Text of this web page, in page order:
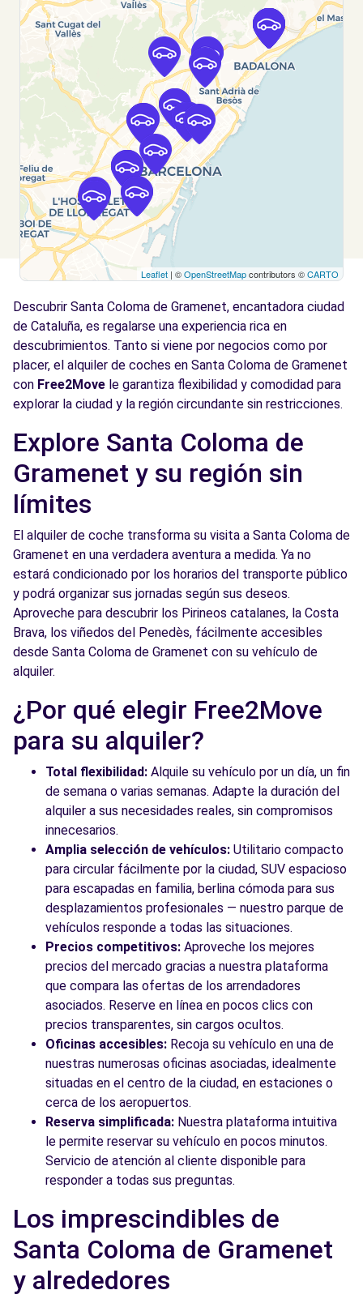
Carrer de l'Acer
BADALONA, 08915
Ver agencia
Free2move Rent - AUTOMOCIO BADALONA
CR3 SL - BADALONA (FP)
Carrer de l'Acer
BADALONA, 8915
Ver agencia
Free2Move Rent - AUTOMOCIÓ BADALONA
3.8
km
Carrer de l'Acer
Badalona, 8915
Ver agencia
Free2move Rent - AUTOMOCIO BADALONA
CR3 SL - BADALONA (J)
Carrer de l'Acer
Free2move Rent - AUTOMOCIO BADALONA
CR3 SL - BADALONA (F)
3.8
Carrer de l'Acer
BADALONA, 08915
Ver agencia
Free2Move Rent - DRIVIM BARCELONA CR2 -
Barcelona (C)
Ciudad de Asunción
Barcelona, 08030
Ver agencia
Ver todas las agencias
Leaflet | ©OpenStreetMapcontributors ©CARTO
Descubrir Santa Coloma de Gramenet, encantadora ciudad
de Cataluña, es regalarse una experiencia rica en
descubrimientos. Tanto si viene por negocios como por
placer, el alquiler de coches en Santa Coloma de Gramenet
con Free2Move le garantiza flexibilidad y comodidad para
explorar la ciudad y la región circundante sin restricciones.
Explore Santa Coloma de
Gramenet y su región sin
límites
El alquiler de coche transforma su visita a Santa Coloma de
Gramenet en una verdadera aventura a medida. Ya no
estará condicionado por los horarios del transporte público
y podrá organizar sus jornadas según sus deseos.
Aproveche para descubrir los Pirineos catalanes, la Costa
Brava, los viñedos del Penedès, fácilmente accesibles
desde Santa Coloma de Gramenet con su vehículo de
alquiler.
¿Por qué elegir Free2Move
para su alquiler?
Total flexibilidad: Alquile su vehículo por un día, un fin
de semana o varias semanas. Adapte la duración del
alquiler a sus necesidades reales, sin compromisos
innecesarios.
Amplia selección de vehículos: Utilitario compacto
para circular fácilmente por la ciudad, SUV espacioso
para escapadas en familia, berlina cómoda para sus
desplazamientos profesionales — nuestro parque de
vehículos responde a todas las situaciones.
Precios competitivos: Aproveche los mejores
precios del mercado gracias a nuestra plataforma
que compara las ofertas de los arrendadores
asociados. Reserve en línea en pocos clics con
precios transparentes, sin cargos ocultos.
Oficinas accesibles: Recoja su vehículo en una de
nuestras numerosas oficinas asociadas, idealmente
situadas en el centro de la ciudad, en estaciones o
cerca de los aeropuertos.
Reserva simplificada: Nuestra plataforma intuitiva
le permite reservar su vehículo en pocos minutos.
Servicio de atención al cliente disponible para
responder a todas sus preguntas.
Los imprescindibles de
Santa Coloma de Gramenet
y alrededores